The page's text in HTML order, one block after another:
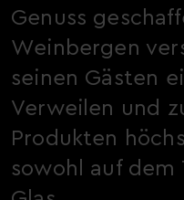
Genuss
Weinbergen
seinen Gästen
Verweilen und
Produkten
sowohl auf dem